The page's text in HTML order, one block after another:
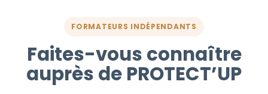
FORMATEURS INDÉPENDANTS
Faites-vous connaître
auprès de PROTECT’UP